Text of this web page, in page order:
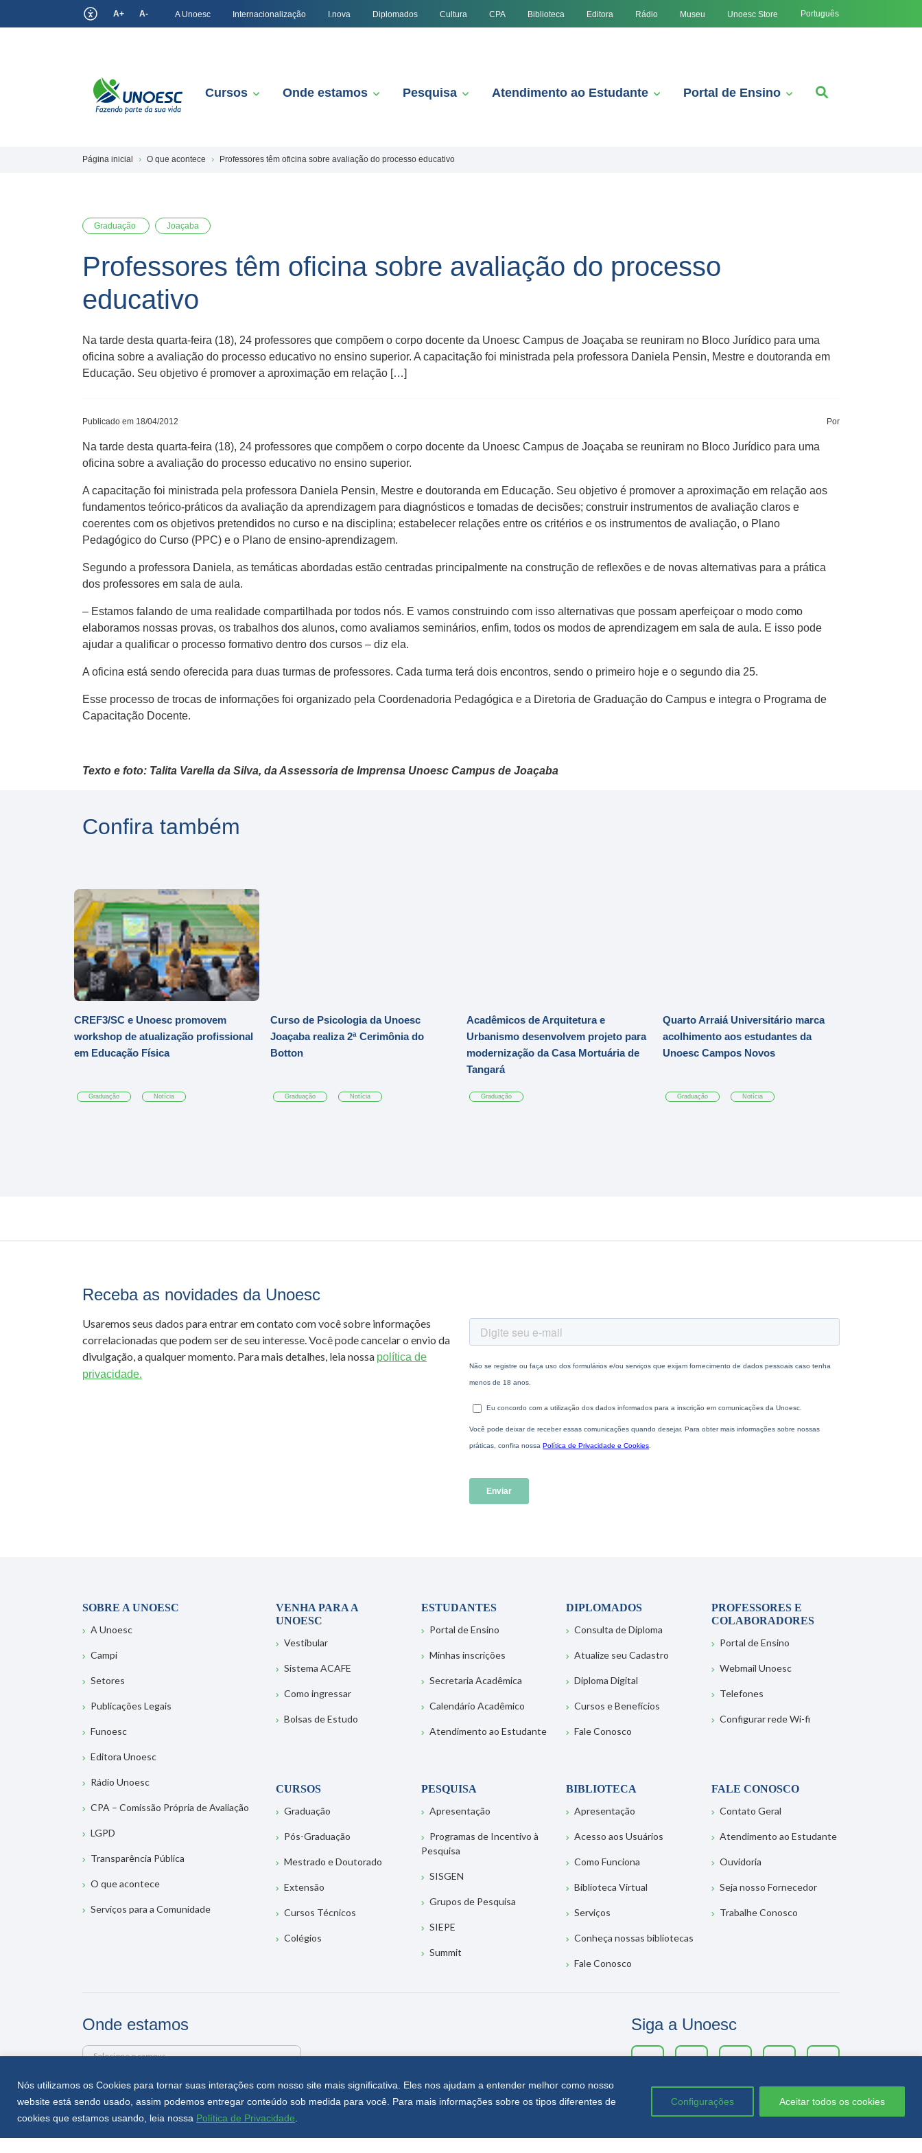
Nós utilizamos os Cookies para tornar suas interações com nosso site mais significativa. Eles nos ajudam a entender melhor como nosso
website está sendo usado, assim podemos entregar conteúdo sob medida para você. Para mais informações sobre os tipos diferentes de
cookies que estamos usando, leia nossa Política de Privacidade
Configurações Aceitar todos os cookies
A+ A- A Unoesc Internacionalização I.nova Diplomados Cultura CPA Biblioteca Editora Rádio Museu Unoesc Store Português
Cursos Onde estamos Pesquisa Atendimento ao Estudante Portal de Ensino
Página inicial O que acontece Professores têm oficina sobre avaliação do processo educativo
Graduação Joaçaba
Professores têm oficina sobre avaliação do processo
educativo
Na tarde desta quarta-feira (18), 24 professores que compõem o corpo docente da Unoesc Campus de Joaçaba se reuniram no Bloco Jurídico para uma
oficina sobre a avaliação do processo educativo no ensino superior. A capacitação foi ministrada pela professora Daniela Pensin, Mestre e doutoranda em
Educação. Seu objetivo é promover a aproximação em relação […]
Publicado em 18/04/2012 Por
Na tarde desta quarta-feira (18), 24 professores que compõem o corpo docente da Unoesc Campus de Joaçaba se reuniram no Bloco Jurídico para uma
oficina sobre a avaliação do processo educativo no ensino superior.
A capacitação foi ministrada pela professora Daniela Pensin, Mestre e doutoranda em Educação. Seu objetivo é promover a aproximação em relação aos
fundamentos teórico-práticos da avaliação da aprendizagem para diagnósticos e tomadas de decisões; construir instrumentos de avaliação claros e
coerentes com os objetivos pretendidos no curso e na disciplina; estabelecer relações entre os critérios e os instrumentos de avaliação, o Plano
Pedagógico do Curso (PPC) e o Plano de ensino-aprendizagem.
Segundo a professora Daniela, as temáticas abordadas estão centradas principalmente na construção de reflexões e de novas alternativas para a prática
dos professores em sala de aula.
– Estamos falando de uma realidade compartilhada por todos nós. E vamos construindo com isso alternativas que possam aperfeiçoar o modo como
elaboramos nossas provas, os trabalhos dos alunos, como avaliamos seminários, enfim, todos os modos de aprendizagem em sala de aula. E isso pode
ajudar a qualificar o processo formativo dentro dos cursos – diz ela.
A oficina está sendo oferecida para duas turmas de professores. Cada turma terá dois encontros, sendo o primeiro hoje e o segundo dia 25.
Esse processo de trocas de informações foi organizado pela Coordenadoria Pedagógica e a Diretoria de Graduação do Campus e integra o Programa de
Capacitação Docente.
Texto e foto: Talita Varella da Silva, da Assessoria de Imprensa Unoesc Campus de Joaçaba
Confira também
CREF3/SC e Unoesc promovem
workshop de atualização profissional
em Educação Física
Graduação Notícia
Curso de Psicologia da Unoesc
Joaçaba realiza 2ª Cerimônia do
Botton
Graduação Notícia
Acadêmicos de Arquitetura e
Urbanismo desenvolvem projeto para
modernização da Casa Mortuária de
Tangará
Graduação
Quarto Arraiá Universitário marca
acolhimento aos estudantes da
Unoesc Campos Novos
Graduação Notícia
Receba as novidades da Unoesc
Usaremos seus dados para entrar em contato com você sobre informações
correlacionadas que podem ser de seu interesse. Você pode cancelar o envio da
divulgação, a qualquer momento. Para mais detalhes, leia nossa política de
privacidade.
SOBRE A UNOESC
A Unoesc
Campi
Setores
Publicações Legais
Funoesc
Editora Unoesc
Rádio Unoesc
CPA – Comissão Própria de Avaliação
LGPD
Transparência Pública
O que acontece
Serviços para a Comunidade
VENHA PARA A
UNOESC
Vestibular
Sistema ACAFE
Como ingressar
Bolsas de Estudo
ESTUDANTES
Portal de Ensino
Minhas inscrições
Secretaria Acadêmica
Calendário Acadêmico
Atendimento ao Estudante
DIPLOMADOS
Consulta de Diploma
Atualize seu Cadastro
Diploma Digital
Cursos e Benefícios
Fale Conosco
PROFESSORES E
COLABORADORES
Portal de Ensino
Webmail Unoesc
Telefones
Configurar rede Wi-fi
CURSOS
Graduação
Pós-Graduação
Mestrado e Doutorado
Extensão
Cursos Técnicos
Colégios
PESQUISA
Apresentação
Programas de Incentivo à
Pesquisa
SISGEN
Grupos de Pesquisa
SIEPE
Summit
BIBLIOTECA
Apresentação
Acesso aos Usuários
Como Funciona
Biblioteca Virtual
Serviços
Conheça nossas bibliotecas
Fale Conosco
FALE CONOSCO
Contato Geral
Atendimento ao Estudante
Ouvidoria
Seja nosso Fornecedor
Trabalhe Conosco
Onde estamos
Selecione o campus
Rua Getúlio Vargas, 2125 - Bairro Flor da Serra
Joaçaba - SC - CEP 89600-000
Siga a Unoesc